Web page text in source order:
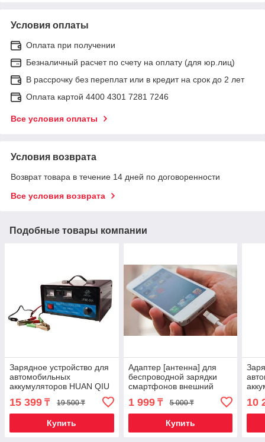
Условия оплаты
Оплата при получении
Безналичный расчет по счету на оплату (для юр.лиц)
В рассрочку без переплат или в кредит на срок до 2 лет
Оплата картой 4400 4301 7281 7246
Все условия оплаты
Условия возврата
Возврат товара в течение 14 дней по договоренности
Все условия возврата
Подобные товары компании
Зарядное устройство для
автомобильных
аккумуляторов HUAN QIU
HYKC-50A
15 399 ₸ 19 500 ₸
Купить
Адаптер [антенна] для
беспроводной зарядки
смартфонов внешний
Saitake QI (с разъемом
Apple Lightning)
1 999₸ 5 000 ₸
Купить
10